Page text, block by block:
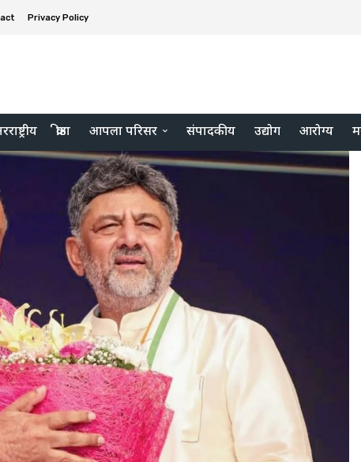
Privacy Policy
क्रीडा आपला परिसर संपादकीय उद्योग आरोग्य